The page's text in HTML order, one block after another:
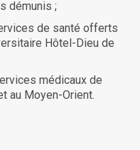
démunis ;
de santé offerts
Hôtel-Dieu de
médicaux de
au Moyen-Orient.